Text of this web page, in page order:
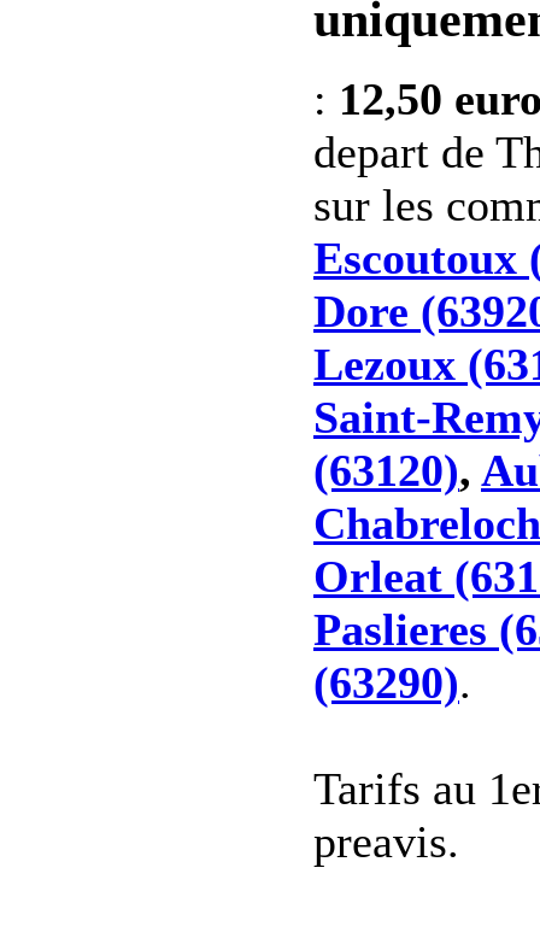
: 12,50
depart de
sur les
Escoutoux
Dore
Lezoux
Saint-
(63120),
Orleat
Paslieres
(63290).
Tarifs au
preavis.